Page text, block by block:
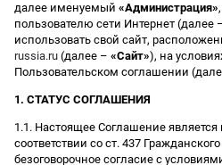
далее именуемый «Администрация»
пользователю сети Интернет (далее
использовать свой сайт,
russia.ru (далее – «Сайт»), на
Пользовательском соглашении
1. СТАТУС СОГЛАШЕНИЯ
1.1. Настоящее Соглашение
соответствии со ст. 437
безоговорочное согласие с